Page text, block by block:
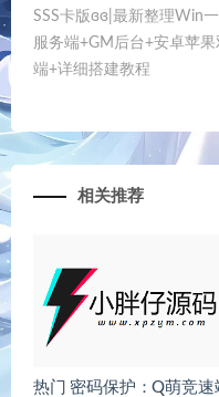
SSS卡版ɞɞ|最新整理Win
服务端+GM后台+安卓苹果
端+详细搭建教程
相关推荐
热门 密码保护：Q萌竞速